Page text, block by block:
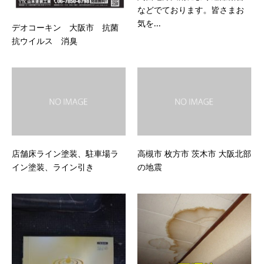
デオコーキン 大阪市 抗菌
抗ウイルス 消臭
などでております。皆さまお
気を...
店舗床ライン塗装、駐車場ラ
イン塗装、ライン引き
高槻市 枚方市 茨木市 大阪北部
の地震